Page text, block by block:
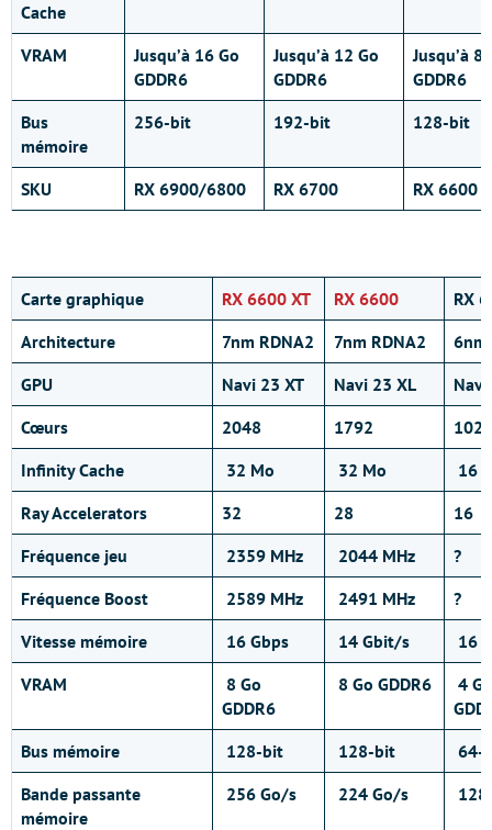
Cache
VRAM
Jusqu’à 16 Go
GDDR6
Jusqu’à 12 Go
GDDR6
Jusqu’à 8
GDDR6
Bus
mémoire
256-bit 192-bit 128-bit
SKU RX 6900/6800 RX 6700 RX 6600
Carte graphique RX 6600 XT RX 6600
RX
Architecture
7nm RDNA2 7nm RDNA2
6nm
GPU
Navi 23 XT Navi 23 XL
Navi
Cœurs
2048 1792
1024
Infinity Cache
32 Mo 32 Mo
16
Ray Accelerators
32 28
16
Fréquence jeu
2359 MHz 2044 MHz
?
Fréquence Boost
2589 MHz 2491 MHz
?
Vitesse mémoire
16 Gbps 14 Gbit/s
16
VRAM
8 Go
GDDR6
8 Go GDDR6
4 Go
Bus mémoire
128-bit 128-bit
64-
Bande passante
mémoire
256 Go/s 224 Go/s 128